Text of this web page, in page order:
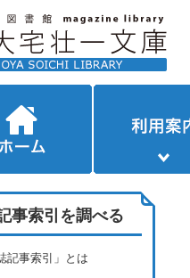
事索引を調べる
記事索引」とは